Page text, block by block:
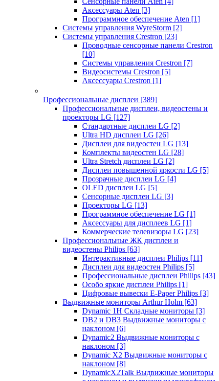
Аксессуары Aten [3]
Программное обеспечение Aten [1]
Системы управления WyreStorm [2]
Системы управления Crestron [23]
Проводные сенсорные панели Crestron
[10]
Системы управления Crestron [7]
Видеосистемы Crestron [5]
Аксессуары Crestron [1]
Профессиональные дисплеи [389]
Профессиональные дисплеи, видеостены и
проекторы LG [127]
Стандартные дисплеи LG [2]
Ultra HD дисплеи LG [26]
Дисплеи для видеостен LG [13]
Комплекты видеостен LG [28]
Ultra Stretch дисплеи LG [2]
Дисплеи повышенной яркости LG [5]
Прозрачные дисплеи LG [4]
OLED дисплеи LG [5]
Сенсорные дисплеи LG [3]
Проекторы LG [13]
Программное обеспечение LG [1]
Аксессуары для дисплеев LG [1]
Коммерческие телевизоры LG [23]
Профессиональные ЖК дисплеи и
видеостены Philips [63]
Интерактивные дисплеи Philips [11]
Дисплеи для видеостен Philips [5]
Профессиональные дисплеи Philips [43]
Особо яркие дисплеи Philips [1]
Цифровые вывески E-Paper Philips [3]
Выдвижные мониторы Arthur Holm [63]
Dynamic 1Н Складные мониторы [3]
DB2 и DB3 Выдвижные мониторы с
наклоном [6]
Dynamic2 Выдвижные мониторы с
наклоном [3]
Dynamic X2 Выдвижные мониторы с
наклоном [8]
DynamicX2Talk Выдвижные мониторы